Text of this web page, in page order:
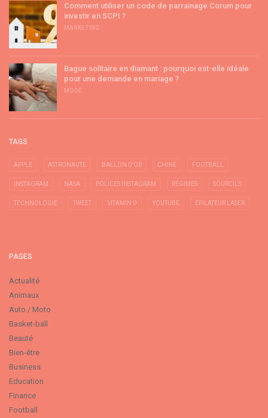
Comment utiliser un code de parrainage Corum pour
investir en SCPI ?
MARKETING
Bague solitaire en diamant : pourquoi est-elle idéale
pour une demande en mariage ?
MODE
TAGS
APPLE ASTRONAUTE BALLON D'OR CHINE FOOTBALL
INSTAGRAM NASA POLICES INSTAGRAM RÉGIMES SOURCILS
TECHNOLOGIE TWEET VITAMIN D YOUTUBE ÉPILATEUR LASER
PAGES
Actualité
Animaux
Auto / Moto
Basket-ball
Beauté
Bien-être
Business
Education
Finance
Football